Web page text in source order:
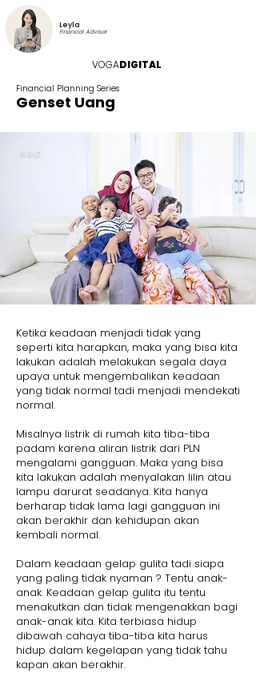
VOGADIGITAL
Leyla
Financial Advisor
Financial Planning Series
Genset Uang
Ketika keadaan menjadi tidak yang
seperti kita harapkan, maka yang bisa kita
lakukan adalah melakukan segala daya
upaya untuk mengembalikan keadaan
yang tidak normal tadi menjadi mendekati
normal.
Misalnya listrik di rumah kita tiba-tiba
padam karena aliran listrik dari PLN
mengalami gangguan. Maka yang bisa
kita lakukan adalah menyalakan lilin atau
lampu darurat seadanya. Kita hanya
berharap tidak lama lagi gangguan ini
akan berakhir dan kehidupan akan
kembali normal.
Dalam keadaan gelap gulita tadi siapa
yang paling tidak nyaman ? Tentu anak-
anak. Keadaan gelap gulita itu tentu
menakutkan dan tidak mengenakkan bagi
anak-anak kita. Kita terbiasa hidup
dibawah cahaya tiba-tiba kita harus
hidup dalam kegelapan yang tidak tahu
kapan akan berakhir.